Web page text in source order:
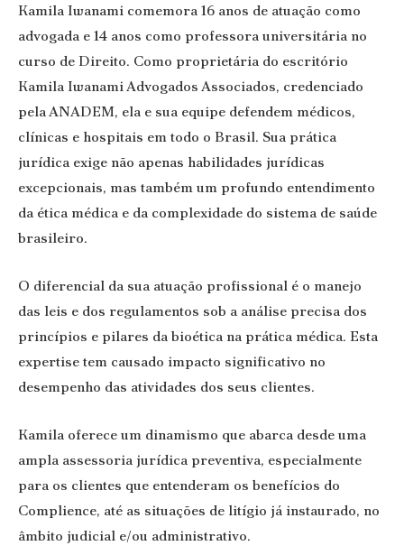
Kamila Iwanami comemora 16 anos de atuação como
advogada e 14 anos como professora universitária no
curso de Direito. Como proprietária do escritório
Kamila Iwanami Advogados Associados, credenciado
pela ANADEM, ela e sua equipe defendem médicos,
clínicas e hospitais em todo o Brasil. Sua prática
jurídica exige não apenas habilidades jurídicas
excepcionais, mas também um profundo entendimento
da ética médica e da complexidade do sistema de saúde
brasileiro.
O diferencial da sua atuação profissional é o manejo
das leis e dos regulamentos sob a análise precisa dos
princípios e pilares da bioética na prática médica. Esta
expertise tem causado impacto significativo no
desempenho das atividades dos seus clientes.
Kamila oferece um dinamismo que abarca desde uma
ampla assessoria jurídica preventiva, especialmente
para os clientes que entenderam os benefícios do
Complience, até as situações de litígio já instaurado, no
âmbito judicial e/ou administrativo.